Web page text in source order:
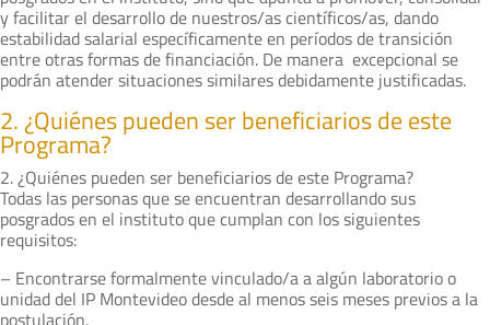
y facilitar el desarrollo de nuestros/as científicos/as, dando
estabilidad salarial específicamente en períodos de transición
entre otras formas de financiación. De manera excepcional se
podrán atender situaciones similares debidamente justificadas.
2. ¿Quiénes pueden ser beneficiarios de este
Programa?
2. ¿Quiénes pueden ser beneficiarios de este Programa?
Todas las personas que se encuentran desarrollando sus
posgrados en el instituto que cumplan con los siguientes
requisitos:
– Encontrarse formalmente vinculado/a a algún laboratorio o
unidad del IP Montevideo desde al menos seis meses previos a la
postulación.